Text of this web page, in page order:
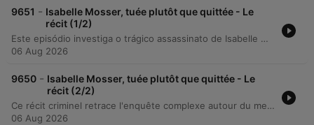
9651 - Isabelle Mosser, tuée plutôt que quittée - Le
récit (1/2)
Este episódio investiga o trágico assassinato de Isabelle Mosser, ocorrido em setembro de 2013, na região de Mulhouse. O caso envolve a descoberta do corpo da vítima com múltiplas perfurações de faca em sua própria residência, após ela não comparecer para buscar seus filhos na escola. A narrativa explora as circunstâncias do crime, o cenário de uma vida vivida em semi-comunidade com familiares e as inconsistências em torno de um suposto assalto que teria ocorrido no local. A investigação detalha a análise da perícia médica sobre a hora da morte, os depoimentos de familiares como sua irmã Karine e o marido Eric, além das contradições encontradas pelos gendarmes entre a narrativa de um roubo e a ausência de sinais de arrombamento na residência.
06 Aug 2026
9650 - Isabelle Mosser, tuée plutôt que quittée - Le
récit (2/2)
Ce récit criminel retrace l'enquête complexe autour du meurtre d'Isabelle Mosser. Après des investigations infructueuses impliquant une piste de cambriolage, un corbeau anonyme et une expertise en écriture sans résultat, les gendarmes se concentrent sur le mari, Éric Mosser. L'enquête révèle un emploi du temps lacunaire le jour du crime, une vie sentimentale tumultueuse marquée par de multiples maîtresses et la découverte d'une arme cachée chez une amante. Malgré une défense acharnée menée par l'avocat Éric Dupond-Moretti, les deux procès en cour d'assises aboutissent à une condamnation de vingt années de réclusion criminelle pour l'accusé.
06 Aug 2026